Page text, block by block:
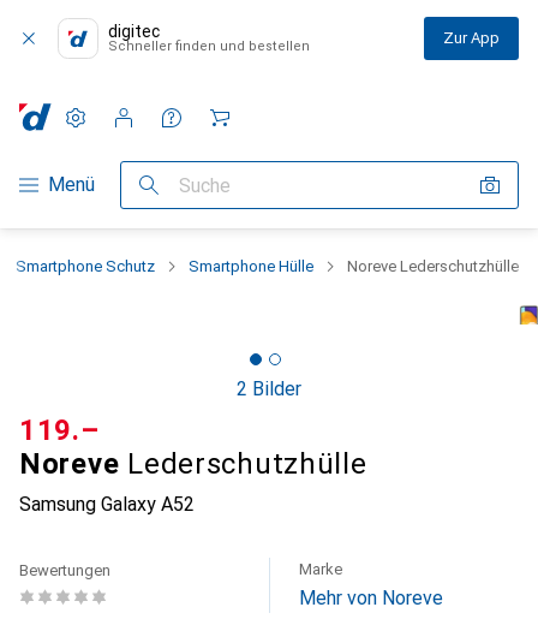
digitec
Schneller finden und bestellen Zur App
Navigation nach Kategorien
Menü Suche
Einstellungen
Kundenkonto
Vergleichslisten
Merklisten
Warenkorb
Smartphone Schutz Smartphone Hülle Noreve Lederschutzhülle
2 Bilder
Noreve Lederschutzhülle
Samsung Galaxy A52
CHF
119.–
Bewertungen Marke
Mehr von Noreve